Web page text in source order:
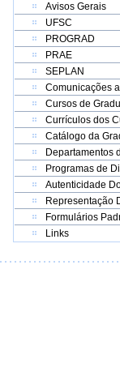
Avisos Gerais
UFSC
PROGRAD
PRAE
SEPLAN
Comunicações
Cursos de
Currículos dos
Catálogo da
Departamentos
Programas de
Autenticidade
Representação
Formulários
Links